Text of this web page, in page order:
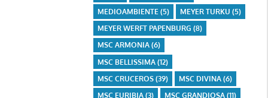
MEDIOAMBIENTE (5) MEYER TURKU (5)
MEYER WERFT PAPENBURG (8)
MSC ARMONIA(6)
MSC BELLISSIMA(12)
MSC CRUCEROS(39) MSC DIVINA(6)
MSC EURIBIA(3) MSC GRANDIOSA(11)